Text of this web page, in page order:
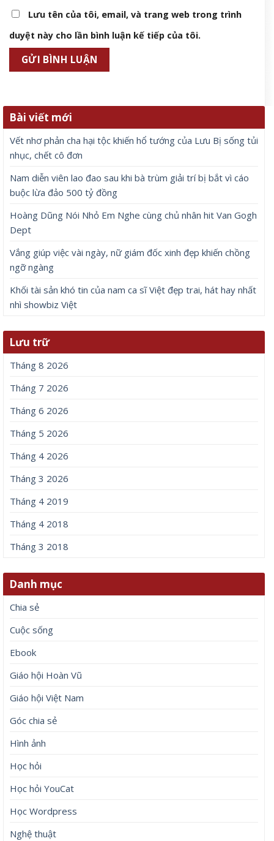
Lưu tên của tôi, email, và trang web trong trình
duyệt này cho lần bình luận kế tiếp của tôi.
Bài viết mới
Vết nhơ phản cha hại tộc khiến hổ tướng của Lưu Bị sống tủi
nhục, chết cô đơn
Nam diễn viên lao đao sau khi bà trùm giải trí bị bắt vì cáo
buộc lừa đảo 500 tỷ đồng
Hoàng Dũng Nói Nhỏ Em Nghe cùng chủ nhân hit Van Gogh
Dept
Vắng giúp việc vài ngày, nữ giám đốc xinh đẹp khiến chồng
ngỡ ngàng
Khối tài sản khó tin của nam ca sĩ Việt đẹp trai, hát hay nhất
nhì showbiz Việt
Lưu trữ
Tháng 8 2026
Tháng 7 2026
Tháng 6 2026
Tháng 5 2026
Tháng 4 2026
Tháng 3 2026
Tháng 4 2019
Tháng 4 2018
Tháng 3 2018
Danh mục
Chia sẻ
Cuộc sống
Ebook
Giáo hội Hoàn Vũ
Giáo hội Việt Nam
Góc chia sẻ
Hình ảnh
Học hỏi
Học hỏi YouCat
Học Wordpress
Nghệ thuật